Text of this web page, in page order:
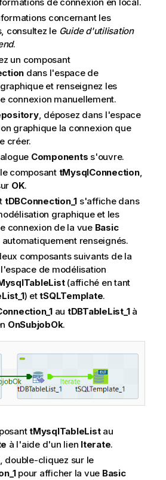
concernant les
consultez le Guide d'utilisation
.
un composant
dans l'espace de
et renseignez les
connexion manuellement.
, déposez dans l'espace
graphique la connexion que
créer.
Components s'ouvre.
composant tMysqlConnection,
OK.
tDBConnection_1 s'affiche dans
graphique et les
connexion de la vue Basic
automatiquement renseignés.
composants suivants de la
de modélisation
(affiché en tant
) ettSQLTemplate.
au tDBTableList_1à
OnSubjobOk.
tMysqlTableList au
à l'aide d'un lien Iterate.
double-cliquez sur le
pour afficher la vue Basic